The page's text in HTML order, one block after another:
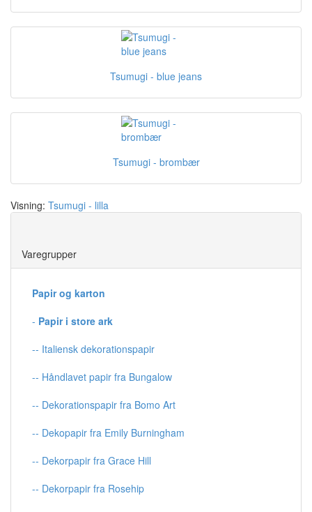
Tsumugi - blue jeans
Tsumugi - brombær
Visning: Tsumugi - lilla
Varegrupper
Papir og karton
- Papir i store ark
-- Italiensk dekorationspapir
-- Håndlavet papir fra Bungalow
-- Dekorationspapir fra Bomo Art
-- Dekopapir fra Emily Burningham
-- Dekorpapir fra Grace Hill
-- Dekorpapir fra Rosehip